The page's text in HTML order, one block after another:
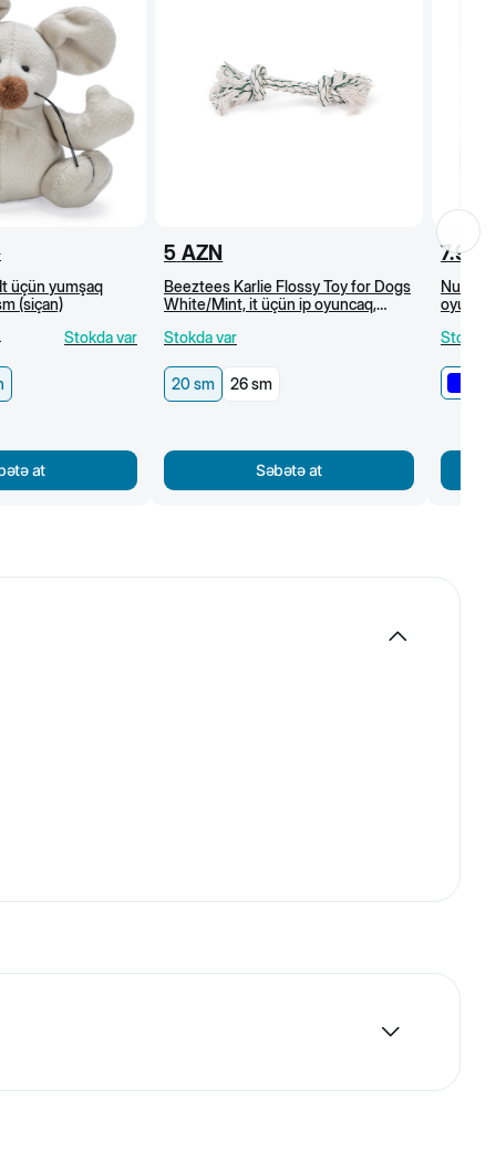
üçün yumşaq
(siçan)
Stokda var
at
5 AZN
Beeztees Karlie Flossy Toy for Dogs
White/Mint, it üçün ip oyuncaq,
Stokda var
20 sm 26 sm
Səbətə at
7.9
Stokda